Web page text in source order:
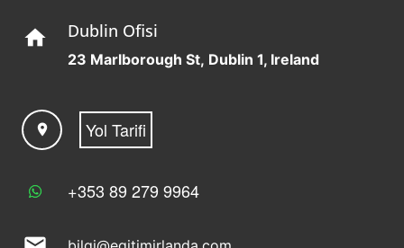
home Dublin Ofisi
23 Marlborough St, Dublin 1, Ireland
location_on Yol Tarifi
+353 89 279 9964